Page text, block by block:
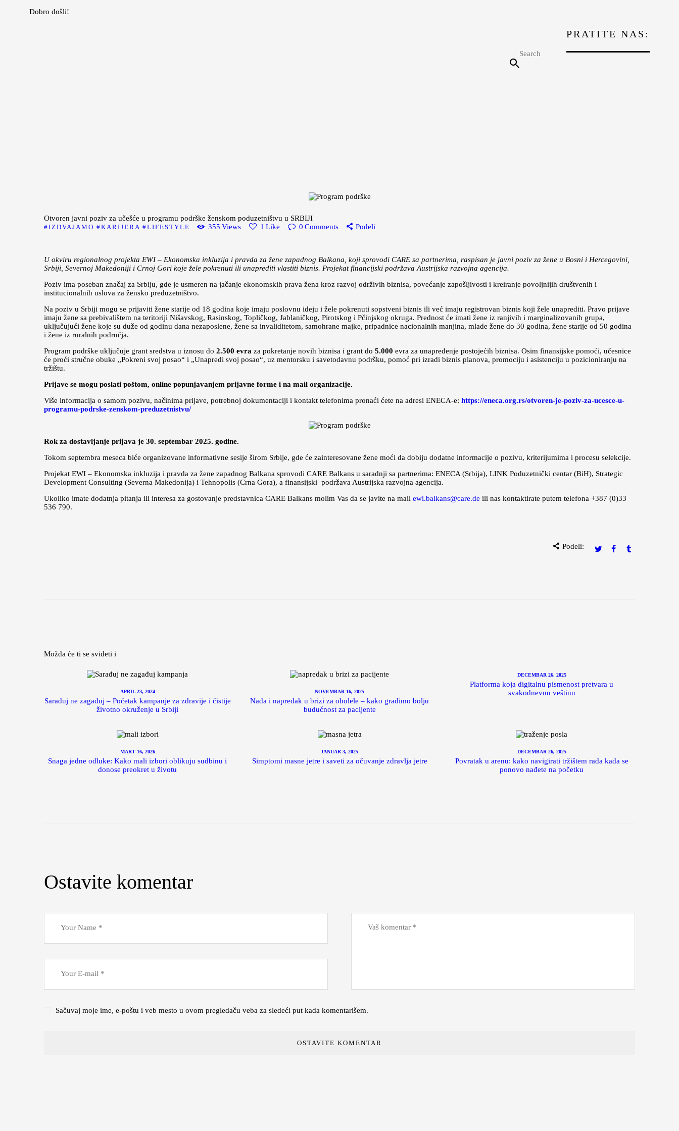
Dobro došli!
PRATITE NAS:
Otvoren javni poziv za učešće u programu podrške ženskom poduzetništvu u SRBIJI
IZDVAJAMO KARIJERA LIFESTYLE 355 Views 1 Like 0 Comments Podeli
U okviru regionalnog projekta EWI – Ekonomska inkluzija i pravda za žene zapadnog Balkana, koji sprovodi CARE sa partnerima, raspisan je javni poziv za žene u Bosni i Hercegovini,
Srbiji, Severnoj Makedoniji i Crnoj Gori koje žele pokrenuti ili unaprediti vlastiti biznis. Projekat financijski podržava Austrijska razvojna agencija.
Poziv ima poseban značaj za Srbiju, gde je usmeren na jačanje ekonomskih prava žena kroz razvoj održivih biznisa, povećanje zapošljivosti i kreiranje povoljnijih društvenih i
institucionalnih uslova za žensko preduzetništvo.
Na poziv u Srbiji mogu se prijaviti žene starije od 18 godina koje imaju poslovnu ideju i žele pokrenuti sopstveni biznis ili već imaju registrovan biznis koji žele unaprediti. Pravo prijave
imaju žene sa prebivalištem na teritoriji Nišavskog, Rasinskog, Topličkog, Jablaničkog, Pirotskog i Pčinjskog okruga. Prednost će imati žene iz ranjivih i marginalizovanih grupa,
uključujući žene koje su duže od godinu dana nezaposlene, žene sa invaliditetom, samohrane majke, pripadnice nacionalnih manjina, mlade žene do 30 godina, žene starije od 50 godina
i žene iz ruralnih područja.
Program podrške uključuje grant sredstva u iznosu do 2.500 evra za pokretanje novih biznisa i grant do 5.000 evra za unapređenje postojećih biznisa. Osim finansijske pomoći, učesnice
će proći stručne obuke „Pokreni svoj posao“ i „Unapredi svoj posao“, uz mentorsku i savetodavnu podršku, pomoć pri izradi biznis planova, promociju i asistenciju u pozicioniranju na
tržištu.
Prijave se mogu poslati poštom, online popunjavanjem prijavne forme i na mail organizacije.
Više informacija o samom pozivu, načinima prijave, potrebnoj dokumentaciji i kontakt telefonima pronaći ćete na adresi ENECA-e: https://eneca.org.rs/otvoren-je-poziv-za-ucesce-u-
programu-podrske-zenskom-preduzetnistvu/
Rok za dostavljanje prijava je 30. septembar 2025. godine.
Tokom septembra meseca biće organizovane informativne sesije širom Srbije, gde će zainteresovane žene moći da dobiju dodatne informacije o pozivu, kriterijumima i procesu selekcije.
Projekat EWI – Ekonomska inkluzija i pravda za žene zapadnog Balkana sprovodi CARE Balkans u saradnji sa partnerima: ENECA (Srbija), LINK Poduzetnički centar (BiH), Strategic
Development Consulting (Severna Makedonija) i Tehnopolis (Crna Gora), a finansijski podržava Austrijska razvojna agencija.
Ukoliko imate dodatnja pitanja ili interesa za gostovanje predstavnica CARE Balkans molim Vas da se javite na mail ewi.balkans@care.de ili nas kontaktirate putem telefona +387 (0)33
536 790.
Podeli:
Možda će ti se svideti i
APRIL 23, 2024
Sarađuj ne zagađuj – Početak kampanje za zdravije i čistije
životno okruženje u Srbiji
NOVEMBAR 16, 2025
Nada i napredak u brizi za obolele – kako gradimo bolju
budućnost za pacijente
DECEMBAR 26, 2025
Platforma koja digitalnu pismenost pretvara u
svakodnevnu veštinu
MART 16, 2026
Snaga jedne odluke: Kako mali izbori oblikuju sudbinu i
donose preokret u životu
JANUAR 3, 2025
Simptomi masne jetre i saveti za očuvanje zdravlja jetre
DECEMBAR 26, 2025
Povratak u arenu: kako navigirati tržištem rada kada se
ponovo nađete na početku
Ostavite komentar
Sačuvaj moje ime, e-poštu i veb mesto u ovom pregledaču veba za sledeći put kada komentarišem.